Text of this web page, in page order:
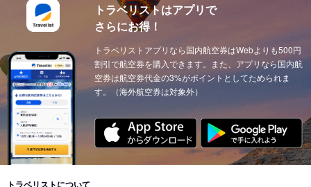
トラベリストはアプリで
さらにお得！
トラベリストアプリなら国内航空券はWebよりも500円
割引で航空券を購入できます。また、アプリなら国内航
空券は航空券代金の3%がポイントとしてためられま
す。（海外航空券は対象外）
トラベリストについて